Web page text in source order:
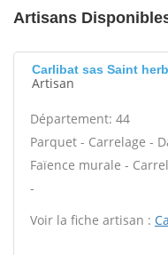
Artisans
Carlibat sas Saint
Artisan
Département: 44
Parquet - Carrelage -
Faïence murale -
-
Voir la fiche artisan :